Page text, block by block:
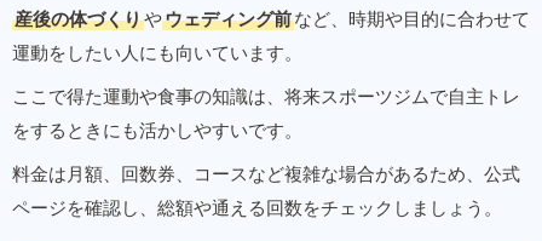
産後の体づくりやウェディング前など、時期や目的に合わせて
運動をしたい人にも向いています。
ここで得た運動や食事の知識は、将来スポーツジムで自主トレ
をするときにも活かしやすいです。
料金は月額、回数券、コースなど複雑な場合があるため、公式
ページを確認し、総額や通える回数をチェックしましょう。